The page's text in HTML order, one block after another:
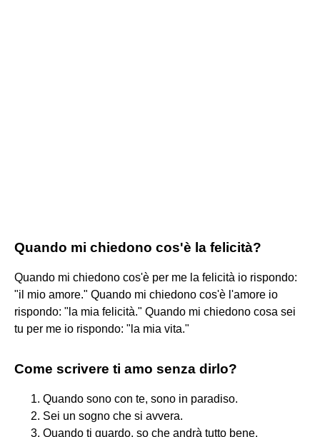
Quando mi chiedono cos'è la felicità?
Quando mi chiedono cos'è per me la felicità io rispondo:
"il mio amore." Quando mi chiedono cos'è l'amore io
rispondo: "la mia felicità." Quando mi chiedono cosa sei
tu per me io rispondo: "la mia vita."
Come scrivere ti amo senza dirlo?
Quando sono con te, sono in paradiso.
Sei un sogno che si avvera.
Quando ti guardo, so che andrà tutto bene.